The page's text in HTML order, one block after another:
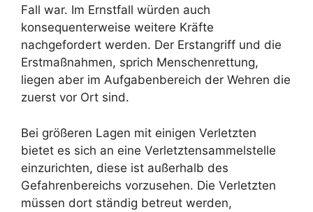
Fall war. Im Ernstfall würden auch
konsequenterweise weitere Kräfte
nachgefordert werden. Der Erstangriff und die
Erstmaßnahmen, sprich Menschenrettung,
liegen aber im Aufgabenbereich der Wehren die
zuerst vor Ort sind.
Bei größeren Lagen mit einigen Verletzten
bietet es sich an eine Verletztensammelstelle
einzurichten, diese ist außerhalb des
Gefahrenbereichs vorzusehen. Die Verletzten
müssen dort ständig betreut werden,